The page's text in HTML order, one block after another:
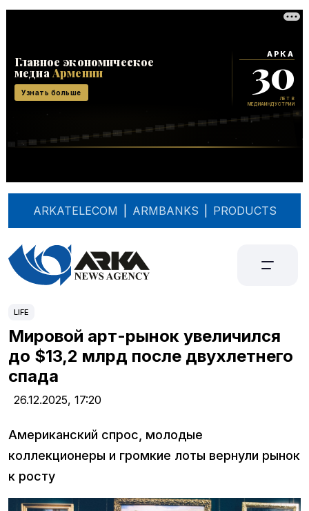
ARKATELECOM ARMBANKS PRODUCTS
LIFE
Мировой арт-рынок увеличился
до $13,2 млрд после двухлетнего
спада
26.12.2025, 17:20
Американский спрос, молодые
коллекционеры и громкие лоты вернули рынок
к росту